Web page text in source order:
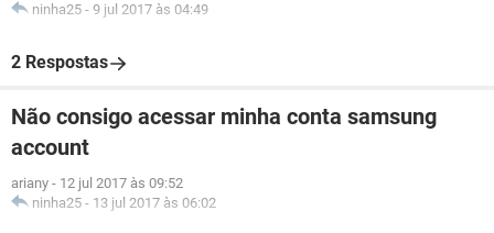
ninha25 - 9 jul 2017 às 04:49
2 Respostas
Não consigo acessar minha conta samsung
account
ariany - 12 jul 2017 às 09:52
ninha25 - 13 jul 2017 às 06:02